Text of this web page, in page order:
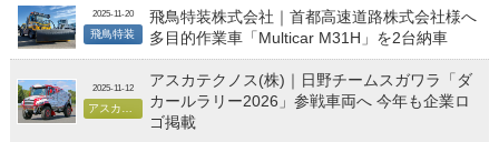
2025-11-20
飛鳥特装
飛鳥特装株式会社｜首都高速道路株式会社様へ
多目的作業車「Multicar M31H」を2台納車
2025-11-12
アスカテクノス
アスカテクノス(株)｜日野チームスガワラ「ダ
カールラリー2026」参戦車両へ 今年も企業ロ
ゴ掲載